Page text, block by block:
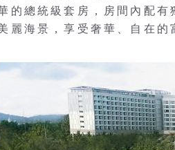
的總統級套房，房間內配
麗海景，享受奢華、自在的